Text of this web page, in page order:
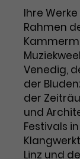
Laufzeit
Zweck
Zweck
Name
Anbieter
Anbieter
Laufzeit
Zweck
Ihre
Rahmen
Venedig,
der
der
und
Festivals
Linz und